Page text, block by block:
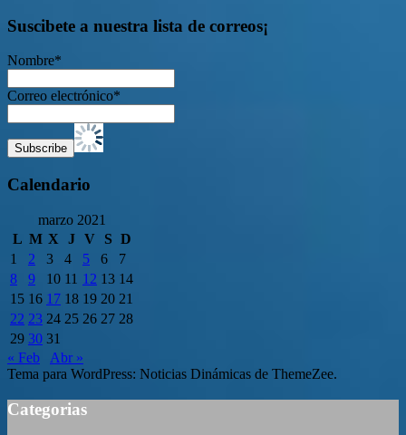
Suscibete a nuestra lista de correos¡
Nombre*
Correo electrónico*
Calendario
marzo 2021
L M X J V S D
1
2 3 4 5 6
7
8
9 10 11 12 13 14
15 16 17 18 19 20 21
22 23 24 25 26 27 28
29 30 31
« Feb
Abr »
Tema para WordPress: Noticias Dinámicas de ThemeZee.
Categorias